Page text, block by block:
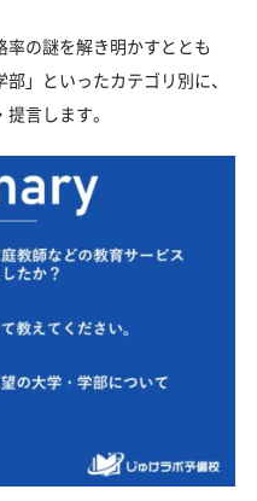
の謎を解き明かすととも
」といったカテゴリ別に、
言します。